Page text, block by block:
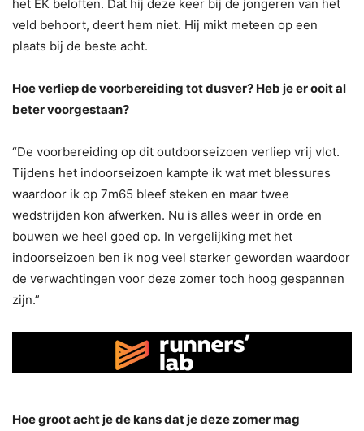
het EK beloften. Dat hij deze keer bij de jongeren van het
veld behoort, deert hem niet. Hij mikt meteen op een
plaats bij de beste acht.
Hoe verliep de voorbereiding tot dusver? Heb je er ooit al
beter voorgestaan?
“De voorbereiding op dit outdoorseizoen verliep vrij vlot.
Tijdens het indoorseizoen kampte ik wat met blessures
waardoor ik op 7m65 bleef steken en maar twee
wedstrijden kon afwerken. Nu is alles weer in orde en
bouwen we heel goed op. In vergelijking met het
indoorseizoen ben ik nog veel sterker geworden waardoor
de verwachtingen voor deze zomer toch hoog gespannen
zijn.”
Hoe groot acht je de kans dat je deze zomer mag